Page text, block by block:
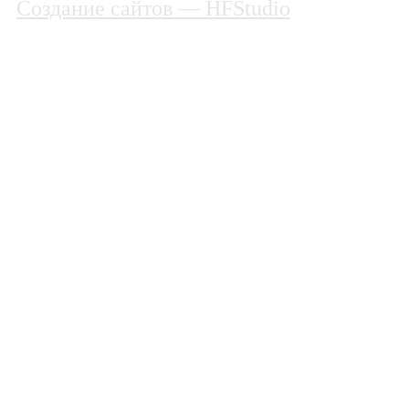
Создание сайтов — HFStudio